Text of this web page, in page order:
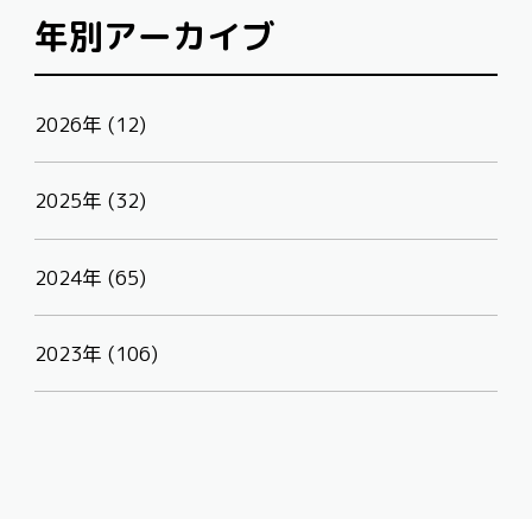
年別アーカイブ
2026年 (12)
2025年 (32)
2024年 (65)
2023年 (106)